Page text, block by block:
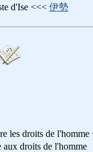
d'Ise <<< 伊勢
les droits de l'homme
droits de l'homme